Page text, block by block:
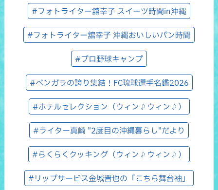
#フォトライター舘幸子 スイーツ時間in沖縄
#フォトライター舘幸子 沖縄おいしいパン時間
#プロ野球キャンプ
#ベンガラの誇り集結！FC琉球選手名鑑2026
#ホテルセレクション（ウィン♪ウィン♪）
#ライター真崎 "2度目の沖縄暮らし"だより
#らくらくクッキング（ウィン♪ウィン♪）
#リップサービス金城晋也の「こちら舞台袖」